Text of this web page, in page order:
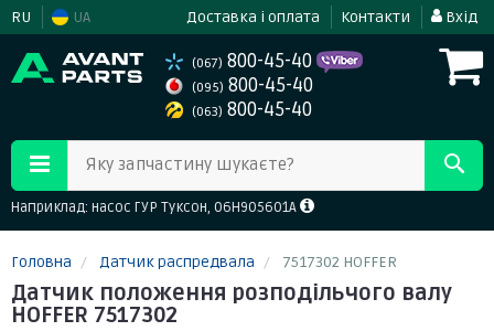
RU UA Доставка і оплата Контакти Вхід
(067) 800-45-40
(095) 800-45-40
(063) 800-45-40
Яку запчастину шукаєте?
Наприклад: насос ГУР Туксон, 06H905601A
Головна Датчик распредвала 7517302 HOFFER
Датчик положення розподільчого валу
HOFFER 7517302